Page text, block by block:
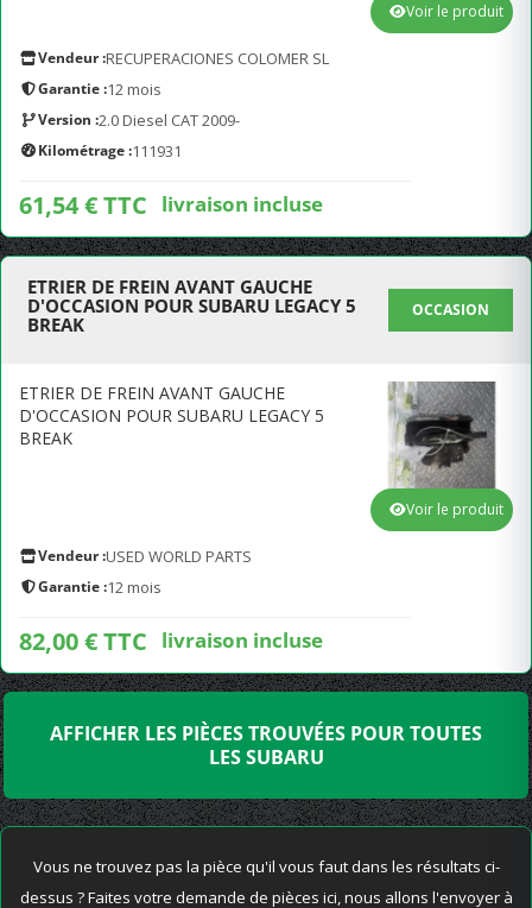
Vendeur :RECUPERACIONES COLOMER SL
Garantie :12 mois
Version :2.0 Diesel CAT 2009-
Kilométrage :111931
61,54 € TTC livraison incluse
Voir le produit
ETRIER DE FREIN AVANT GAUCHE
D'OCCASION POUR SUBARU LEGACY 5
BREAK
OCCASION
ETRIER DE FREIN AVANT GAUCHE
D'OCCASION POUR SUBARU LEGACY 5
BREAK
Vendeur :USED WORLD PARTS
Garantie :12 mois
82,00 € TTC livraison incluse
Voir le produit
AFFICHER LES PIÈCES TROUVÉES POUR TOUTES
LES SUBARU
Vous ne trouvez pas la pièce qu'il vous faut dans les résultats ci-
dessus ? Faites votre demande de pièces ici, nous allons l'envoyer à